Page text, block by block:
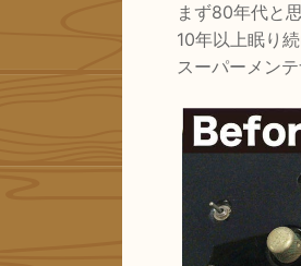
まず80年代と
10年以上眠り
スーパーメン